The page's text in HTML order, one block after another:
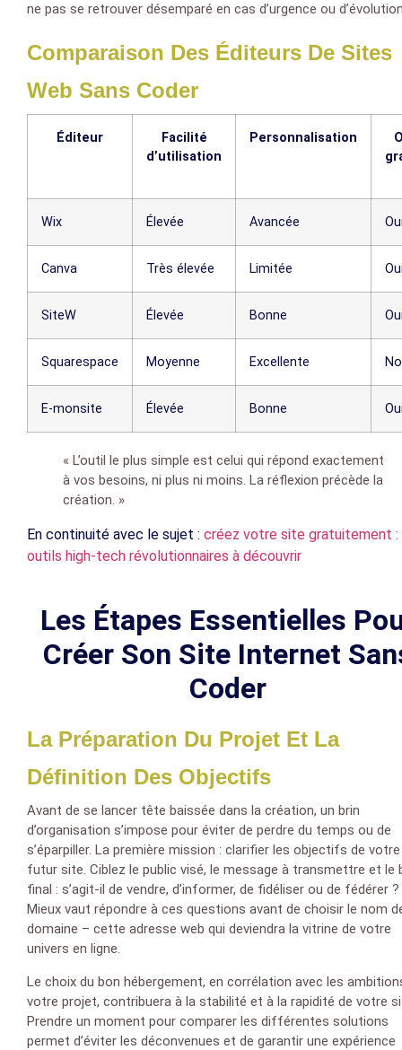
ne pas se retrouver désemparé en cas d’urgence ou
Comparaison Des Éditeurs De Sites
Web Sans Coder
Éditeur
Facilité
d’utilisation
Personnalisation
Wix Élevée Avancée
Canva Très élevée Limitée
SiteW Élevée Bonne
Squarespace Moyenne Excellente
E-monsite Élevée Bonne
« L’outil le plus simple est celui qui répond exactement
à vos besoins, ni plus ni moins. La réflexion précède la
création. »
En continuité avec le sujet : créez votre site gratuitement :
outils high-tech révolutionnaires à découvrir
Les Étapes Essentielles
Créer Son Site Internet
Coder
La Préparation Du Projet Et La
Définition Des Objectifs
Avant de se lancer tête baissée dans la création, un brin
d’organisation s’impose pour éviter de perdre du temps ou de
s’éparpiller. La première mission : clarifier les objectifs de votre
futur site. Ciblez le public visé, le message à transmettre et le
final : s’agit-il de vendre, d’informer, de fidéliser ou de fédérer ?
Mieux vaut répondre à ces questions avant de choisir le nom
domaine – cette adresse web qui deviendra la vitrine de votre
univers en ligne.
Le choix du bon hébergement, en corrélation avec les
votre projet, contribuera à la stabilité et à la rapidité de votre
Prendre un moment pour comparer les différentes solutions
permet d’éviter les déconvenues et de garantir une expérience